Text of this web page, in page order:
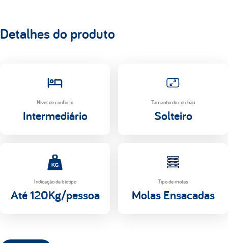
Detalhes do produto
Nível de conforto
Intermediário
Tamanho do colchão
Solteiro
Indicação de biotipo
Até 120Kg/pessoa
Tipo de molas
Molas Ensacadas